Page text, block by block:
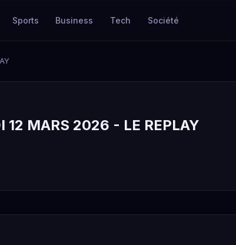
Sports Business Tech Société
12 MARS 2026 - LE REPLAY